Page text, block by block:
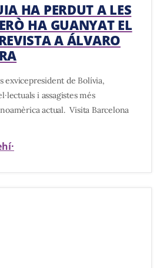
HA PERDUT A LES
HA GUANYAT EL
A ÁLVARO
exvicepresident de Bolívia,
i assagistes més
actual. Visita Barcelona
·